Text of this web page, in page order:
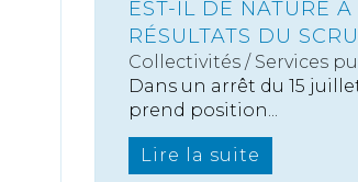
EST-IL DE NATURE
RÉSULTATS DU
Collectivités / Services
Dans un arrêt du 15
prend position...
Lire la suite